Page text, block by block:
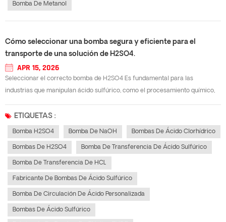
Bomba De Metanol
Cómo seleccionar una bomba segura y eficiente para el
transporte de una solución de H2SO4.
APR 15, 2026
Seleccionar el correcto bomba de H2SO4 Es fundamental para las
industrias que manipulan ácido sulfúrico, como el procesamiento químico,
residuales. El ácido sulfúrico es altamente corrosivo y suele operar en
ETIQUETAS :
Bomba H2SO4 Bomba De NaOH Bombas De Ácido Clorhídrico
Bombas De H2SO4 Bomba De Transferencia De Ácido Sulfúrico
Bomba De Transferencia De HCL
Fabricante De Bombas De Ácido Sulfúrico
Bomba De Circulación De Ácido Personalizada
Bombas De Ácido Sulfúrico